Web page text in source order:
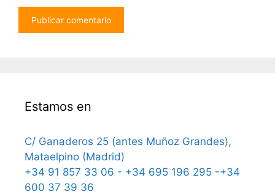
Estamos en
C/ Ganaderos 25 (antes Muñoz Grandes),
Mataelpino (Madrid)
+34 91 857 33 06 - +34 695 196 295 -+34
600 37 39 36